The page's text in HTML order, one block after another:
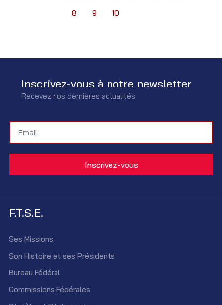
8
9 10
Inscrivez-vous à notre newsletter
Recevez nos dernières actualités
F.T.S.E.
Ses Missions
Son Histoire et ses Présidents
Bureau Fédéral
Commissions Fédérales